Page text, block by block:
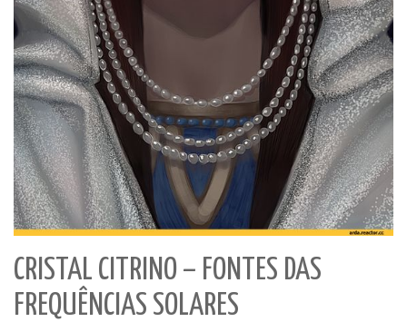
CRISTAL CITRINO – FONTES DAS
FREQUÊNCIAS SOLARES